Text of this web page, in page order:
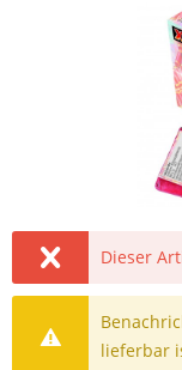
Dieser
lieferbar